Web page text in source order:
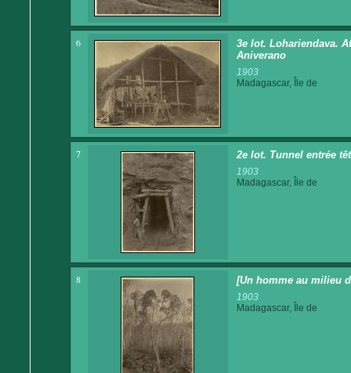
6
3e lot. Lohariendava.
Aniverano
1903
Madagascar, Île de
7 2e lot. Tunnel entrée
1903
Madagascar, Île de
8 [Un homme au milieu
1903
Madagascar, Île de